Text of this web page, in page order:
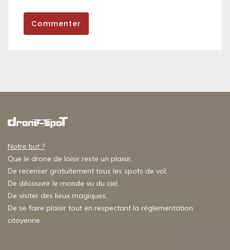
Commenter
Notre but ?
Que le drone de loisir reste un plaisir,
De recenser gratuitement tous les spots de vol,
De découvrir le monde vu du ciel,
De visiter des lieux magiques,
De se faire plaisir tout en respectant la réglementation
citoyenne.